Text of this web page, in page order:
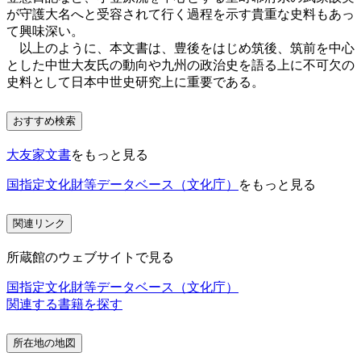
が守護大名へと受容されて行く過程を示す貴重な史料もあっ
て興味深い。
以上のように、本文書は、豊後をはじめ筑後、筑前を中心
とした中世大友氏の動向や九州の政治史を語る上に不可欠の
史料として日本中世史研究上に重要である。
おすすめ検索
大友家文書をもっと見る
国指定文化財等データベース（文化庁） をもっと見る
関連リンク
所蔵館のウェブサイトで見る
国指定文化財等データベース（文化庁）
関連する書籍を探す
所在地の地図